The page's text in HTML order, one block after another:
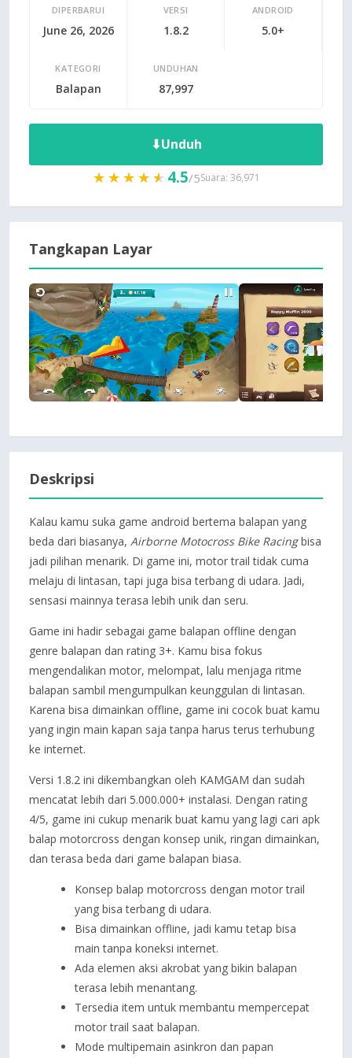
DIPERBARUI
June 26, 2026
VERSI
1.8.2
ANDROID
5.0+
KATEGORI
Balapan
UNDUHAN
87,997
⬇Unduh
★★★★★
★★★★★ 4.5/5Suara: 36,971
Tangkapan Layar
Deskripsi
Kalau kamu suka game android bertema balapan yang
beda dari biasanya, Airborne Motocross Bike Racingbisa
jadi pilihan menarik. Di game ini, motor trail tidak cuma
melaju di lintasan, tapi juga bisa terbang di udara. Jadi,
sensasi mainnya terasa lebih unik dan seru.
Game ini hadir sebagai game balapan offline dengan
genre balapan dan rating 3+. Kamu bisa fokus
mengendalikan motor, melompat, lalu menjaga ritme
balapan sambil mengumpulkan keunggulan di lintasan.
Karena bisa dimainkan offline, game ini cocok buat kamu
yang ingin main kapan saja tanpa harus terus terhubung
ke internet.
Versi 1.8.2 ini dikembangkan oleh KAMGAM dan sudah
mencatat lebih dari 5.000.000+ instalasi. Dengan rating
4/5, game ini cukup menarik buat kamu yang lagi cari apk
balap motorcross dengan konsep unik, ringan dimainkan,
dan terasa beda dari game balapan biasa.
Konsep balap motorcross dengan motor trail
yang bisa terbang di udara.
Bisa dimainkan offline, jadi kamu tetap bisa
main tanpa koneksi internet.
Ada elemen aksi akrobat yang bikin balapan
terasa lebih menantang.
Tersedia item untuk membantu mempercepat
motor trail saat balapan.
Mode multipemain asinkron dan papan